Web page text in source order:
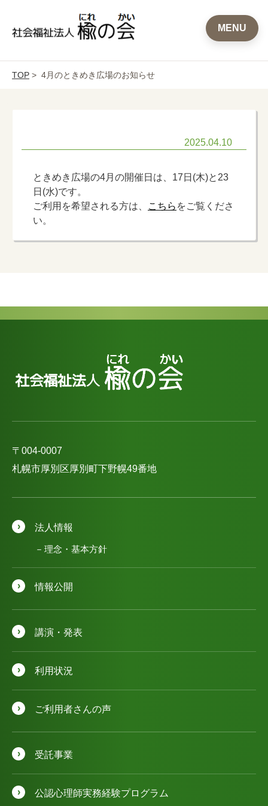
MENU
TOP > 4月のときめき広場のお知らせ
2025.04.10
ときめき広場の4月の開催日は、17日(木)と23
日(水)です。
ご利用を希望される方は、
こちら をご覧くださ
い。
〒004-0007
札幌市厚別区厚別町下野幌49番地
法人情報
理念・基本方針
情報公開
講演・発表
利用状況
ご利用者さんの声
受託事業
公認⼼理師実務経験プログラム